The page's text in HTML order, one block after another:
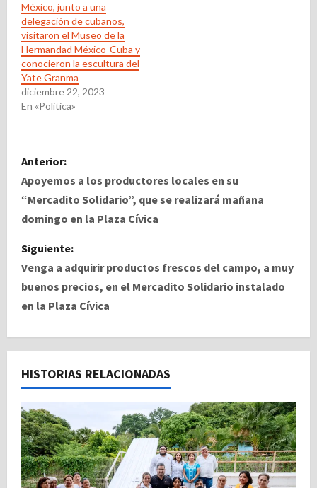
México, junto a una
delegación de cubanos,
visitaron el Museo de la
Hermandad México-Cuba y
conocieron la escultura del
Yate Granma
diciembre 22, 2023
En «Politica»
N
a
v
e
g
a
c
i
ó
n
d
e
Anterior:
Apoyemos a los productores locales en su
“Mercadito Solidario”, que se realizará mañana
domingo en la Plaza Cívica
Siguiente:
Venga a adquirir productos frescos del campo, a muy
buenos precios, en el Mercadito Solidario instalado
en la Plaza Cívica
HISTORIAS RELACIONADAS